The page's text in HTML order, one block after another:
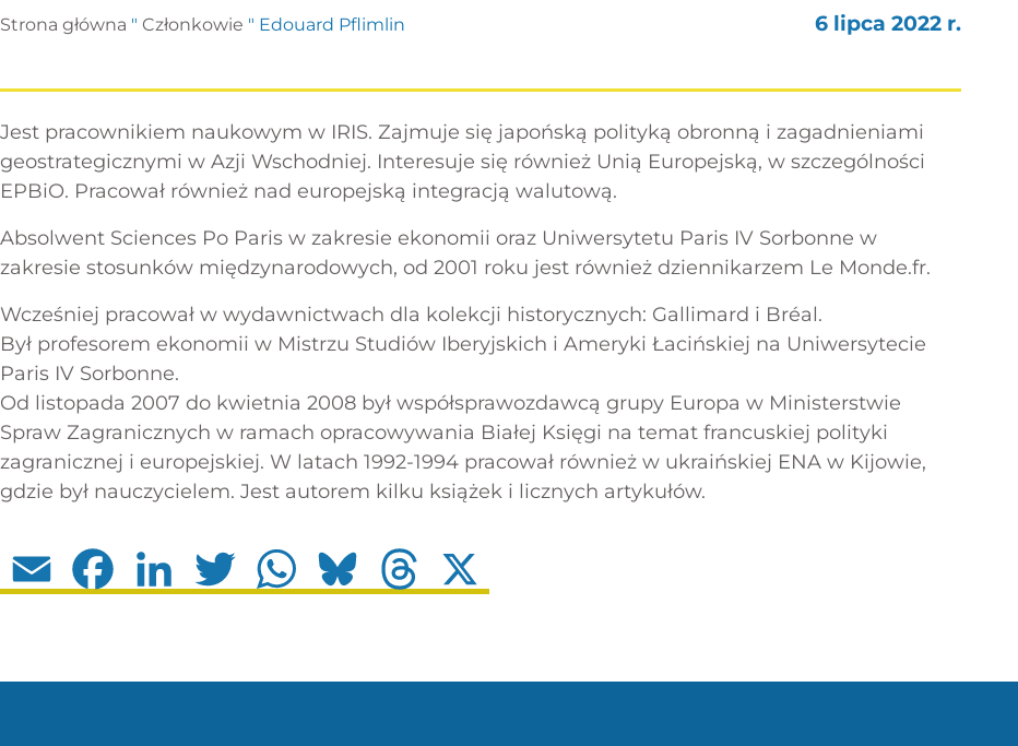
Strona główna " Członkowie " Edouard Pflimlin 6 lipca 2022 r.
Jest pracownikiem naukowym w IRIS. Zajmuje się japońską polityką obronną i zagadnieniami
geostrategicznymi w Azji Wschodniej. Interesuje się również Unią Europejską, w szczególności
EPBiO. Pracował również nad europejską integracją walutową.
Absolwent Sciences Po Paris w zakresie ekonomii oraz Uniwersytetu Paris IV Sorbonne w
zakresie stosunków międzynarodowych, od 2001 roku jest również dziennikarzem Le Monde.fr.
Wcześniej pracował w wydawnictwach dla kolekcji historycznych: Gallimard i Bréal.
Był profesorem ekonomii w Mistrzu Studiów Iberyjskich i Ameryki Łacińskiej na Uniwersytecie
Paris IV Sorbonne.
Od listopada 2007 do kwietnia 2008 był współsprawozdawcą grupy Europa w Ministerstwie
Spraw Zagranicznych w ramach opracowywania Białej Księgi na temat francuskiej polityki
zagranicznej i europejskiej. W latach 1992-1994 pracował również w ukraińskiej ENA w Kijowie,
gdzie był nauczycielem. Jest autorem kilku książek i licznych artykułów.
Email FacebookLinkedIn Twitter WhatsAppBluesky Threads